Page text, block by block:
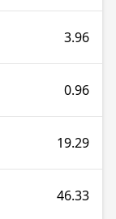
3.96
0.96
19.29
46.33